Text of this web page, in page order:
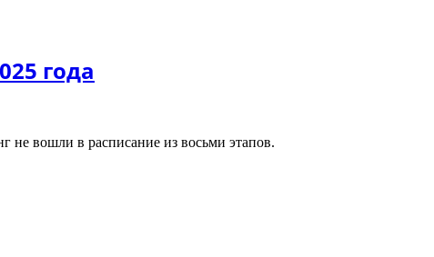
года
не вошли в расписание из восьми этапов.